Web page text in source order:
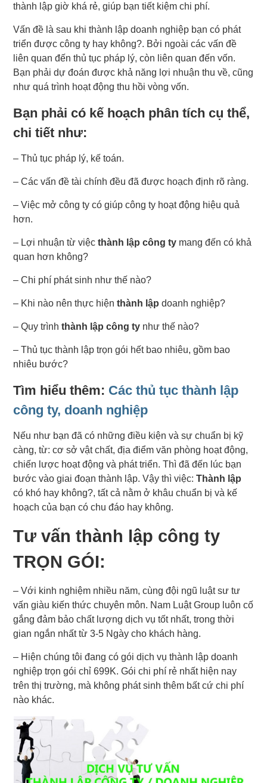
thành lập giờ khá rẻ, giúp bạn tiết kiệm chi phí.
Vấn đề là sau khi thành lập doanh nghiệp bạn có phát
triển được công ty hay không?. Bởi ngoài các vấn đề
liên quan đến thủ tục pháp lý, còn liên quan đến vốn.
Bạn phải dự đoán được khả năng lợi nhuận thu về, cũng
như quá trình hoạt động thu hồi vòng vốn.
Bạn phải có kế hoạch phân tích cụ thể,
chi tiết như:
– Thủ tục pháp lý, kế toán.
– Các vấn đề tài chính đều đã được hoạch định rõ ràng.
– Việc mở công ty có giúp công ty hoạt động hiệu quả
hơn.
– Lợi nhuận từ việcthành lập công ty mang đến có khả
quan hơn không?
– Chi phí phát sinh như thế nào?
– Khi nào nên thực hiệnthành lậpdoanh nghiệp?
– Quy trìnhthành lập công ty như thế nào?
– Thủ tục thành lập trọn gói hết bao nhiêu, gồm bao
nhiêu bước?
Tìm hiểu thêm: Các thủ tục thành lập
công ty, doanh nghiệp
Nếu như bạn đã có những điều kiện và sự chuẩn bị kỹ
càng, từ: cơ sở vật chất, địa điểm văn phòng hoạt động,
chiến lược hoạt động và phát triển. Thì đã đến lúc bạn
bước vào giai đoạn thành lập. Vậy thì việc:Thành lập
có khó hay không?, tất cả nằm ở khâu chuẩn bị và kế
hoạch của bạn có chu đáo hay không.
Tư vấnthành lập công ty
TRỌN GÓI:
– Với kinh nghiệm nhiều năm, cùng đội ngũ luật sư tư
vấn giàu kiến thức chuyên môn. Nam Luật Group luôn cố
gắng đảm bảo chất lượng dịch vụ tốt nhất, trong thời
gian ngắn nhất từ 3-5 Ngày cho khách hàng.
– Hiện chúng tôi đang có gói dịch vụ thành lập doanh
nghiệp trọn gói chỉ 699K. Gói chi phí rẻ nhất hiện nay
trên thị trường, mà không phát sinh thêm bất cứ chi phí
nào khác.